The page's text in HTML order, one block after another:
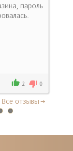
пароль
2 0
Все отзывы